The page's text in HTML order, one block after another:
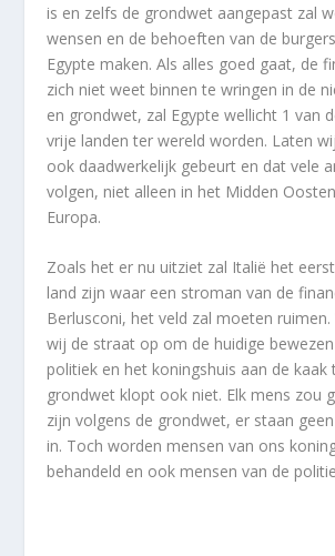
is en zelfs de grondwet aangepast zal
wensen en de behoeften van de
Egypte maken. Als alles goed gaat, de
zich niet weet binnen te wringen in de
en grondwet, zal Egypte wellicht 1 van
vrije landen ter wereld worden. Laten
ook daadwerkelijk gebeurt en dat vele
volgen, niet alleen in het Midden
Europa.
Zoals het er nu uitziet zal Italië het
land zijn waar een stroman van de
Berlusconi, het veld zal moeten ruimen.
wij de straat op om de huidige
politiek en het koningshuis aan de kaak
grondwet klopt ook niet. Elk mens zou
zijn volgens de grondwet, er staan
in. Toch worden mensen van ons
behandeld en ook mensen van de